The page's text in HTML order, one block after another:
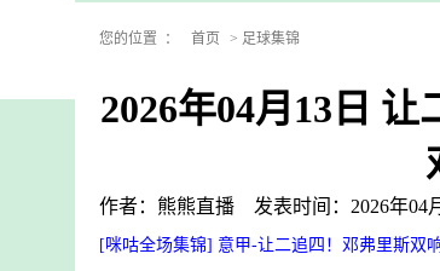
您的位置 ： 首页 > 足球集锦
2026年04月13日 让
作者：熊熊直播 发表时间：2026年04
[咪咕全场集锦] 意甲-让二追四！邓弗里斯双